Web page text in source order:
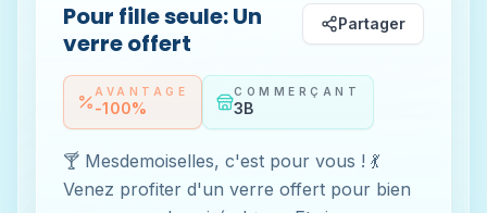
Pour fille seule: Un
verre offert
Partager
AVANTAGE
-100%
COMMERÇANT
3B
🍸 Mesdemoiselles, c'est pour vous ! 💃
Venez profiter d'un verre offert pour bien